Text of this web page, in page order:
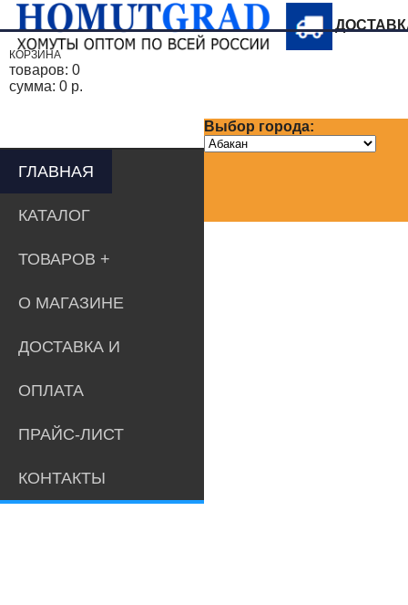
Выбор города:
КОРЗИНА
товаров: 0
сумма: 0 р.
ГЛАВНАЯ
КАТАЛОГ
ТОВАРОВ
О МАГАЗИНЕ
ДОСТАВКА И
ОПЛАТА
ПРАЙС-ЛИСТ
КОНТАКТЫ